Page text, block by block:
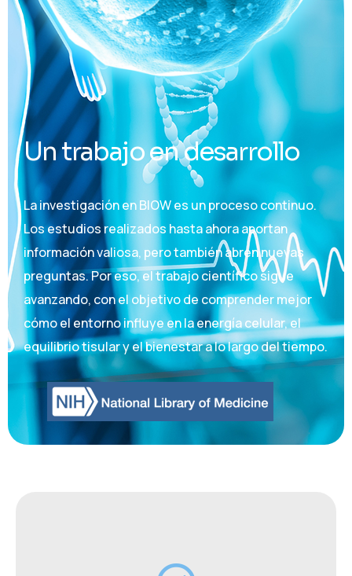
Untrabajoendesarrollo
La investigación en BIOW es un proceso continuo.
Los estudios realizados hasta ahora aportan
información valiosa, pero también abren nuevas
preguntas. Por eso, el trabajo científico sigue
avanzando, con el objetivo de comprender mejor
cómo el entorno influye en la energía celular, el
equilibrio tisular y el bienestar a lo largo del tiempo.
atmosférico y exposoma · 2021 · International Conference on Plasma Medicine